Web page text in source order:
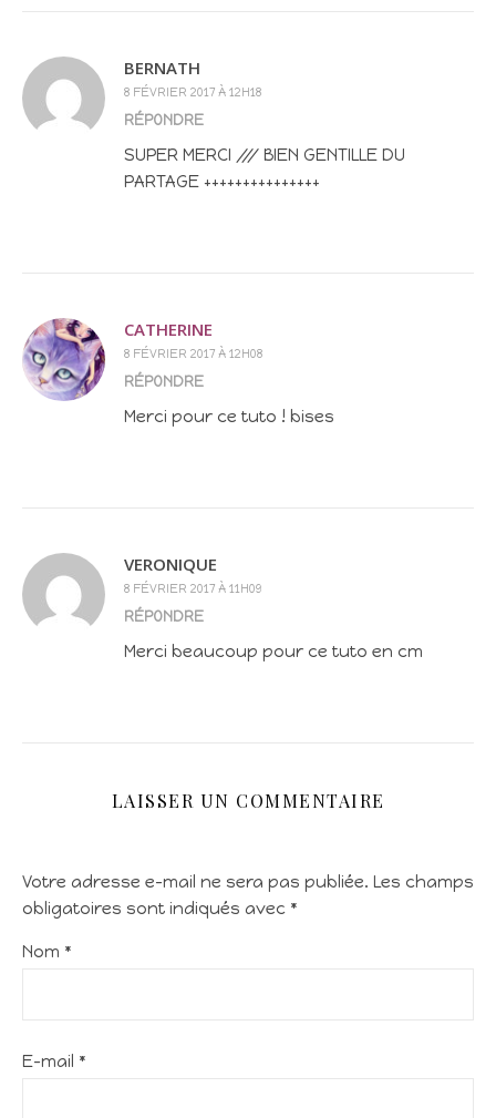
BERNATH
8 FÉVRIER 2017 À 12H18
RÉPONDRE
SUPER MERCI /// BIEN GENTILLE DU
PARTAGE +++++++++++++++
CATHERINE
8 FÉVRIER 2017 À 12H08
RÉPONDRE
Merci pour ce tuto ! bises
VERONIQUE
8 FÉVRIER 2017 À 11H09
RÉPONDRE
Merci beaucoup pour ce tuto en cm
LAISSER UN COMMENTAIRE
Votre adresse e-mail ne sera pas publiée. Les champs
obligatoires sont indiqués avec *
Nom *
E-mail *